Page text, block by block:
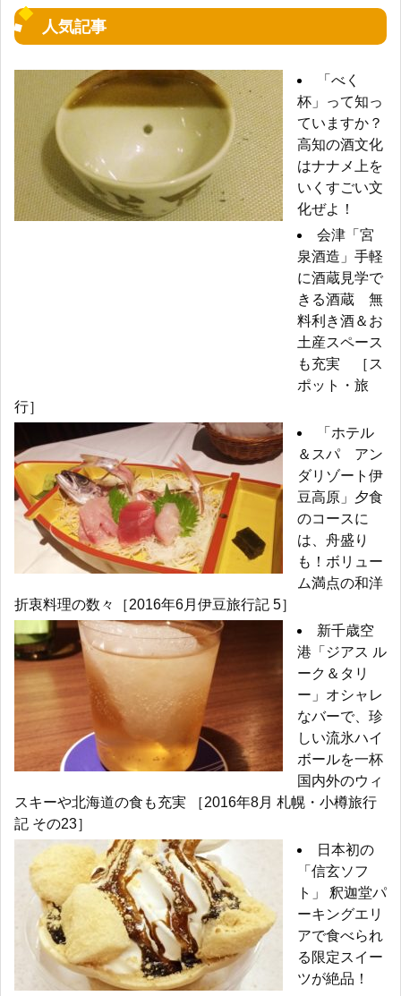
人気記事
「べく
杯」って知っ
ていますか？
高知の酒文化
はナナメ上を
いくすごい文
化ぜよ！
会津「宮
泉酒造」手軽
に酒蔵見学で
きる酒蔵 無
料利き酒＆お
土産スペース
も充実 ［ス
ポット・旅
行］
「ホテル
＆スパ アン
ダリゾート伊
豆高原」夕食
のコースに
は、舟盛り
も！ボリュー
ム満点の和洋
折衷料理の数々［2016年6月伊豆旅行記 5］
新千歳空
港「ジアス ル
ーク＆タリ
ー」オシャレ
なバーで、珍
しい流氷ハイ
ボールを一杯
国内外のウィ
スキーや北海道の食も充実 ［2016年8月 札幌・小樽旅行
記 その23］
日本初の
「信玄ソフ
ト」 釈迦堂パ
ーキングエリ
アで食べられ
る限定スイー
ツが絶品！